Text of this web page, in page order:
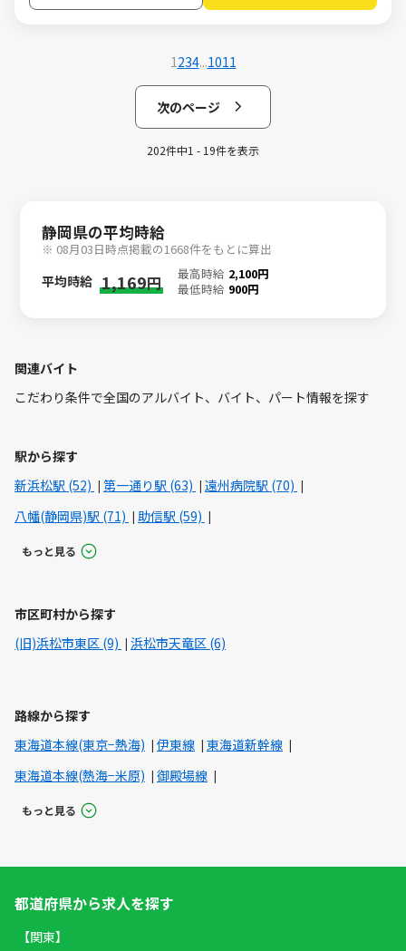
1234...1011
次のページ
202件中1 - 19件を表示
静岡県の平均時給
※ 08月03日時点掲載の1668件をもとに算出
平均時給 1,169円 最高時給 2,100円
最低時給 900円
関連バイト
こだわり条件で全国のアルバイト、バイト、パート情報を探す
駅から探す
新浜松駅 (52)
第一通り駅 (63)
遠州病院駅 (70)
八幡(静岡県)駅 (71)
助信駅 (59)
もっと見る
市区町村から探す
(旧)浜松市東区 (9)
浜松市天竜区 (6)
路線から探す
東海道本線(東京−熱海)
伊東線
東海道新幹線
東海道本線(熱海−米原)
御殿場線
もっと見る
都道府県から求人を探す
【関東】